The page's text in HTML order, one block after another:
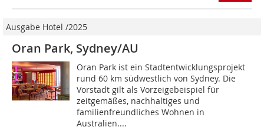
Ausgabe Hotel /2025
Oran Park, Sydney/AU
Oran Park ist ein Stadtentwicklungsprojekt
rund 60 km südwestlich von Sydney. Die
Vorstadt gilt als Vorzeigebeispiel für
zeitgemäßes, nachhaltiges und
familienfreundliches Wohnen in
Australien....